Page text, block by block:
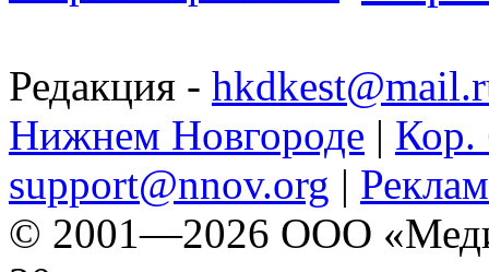
Редакция -
Нижнем Новгороде | Кор.
support@nnov.org |
© 2001—2026 ООО